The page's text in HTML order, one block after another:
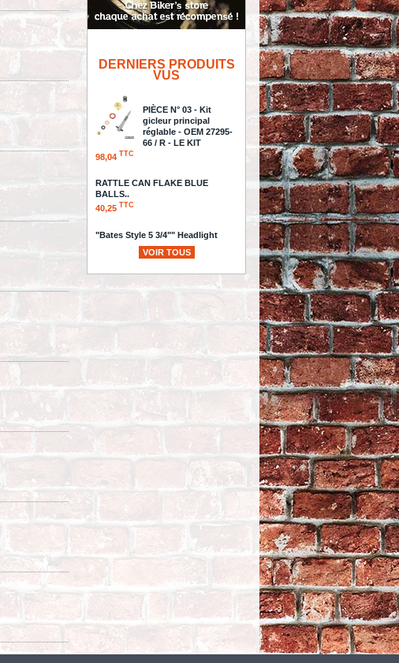
DERNIERS PRODUITS
VUS
PIÈCE N° 03 - Kit
gicleur principal
réglable - OEM 27295-
66 / R - LE KIT
98,04 TTC
RATTLE CAN FLAKE BLUE
BALLS..
40,25 TTC
"Bates Style 5 3/4"" Headlight
Housing, Chrome, Bottom
KIT CHAINE - TYPE
XMR3 - NOMBRE DE
- 1/8"-NPT - CHROME -
Alpen, Sprint master drill bit size
363,75
ABSORBER,BLACK FXSTS
TTC
VOIR TOUS